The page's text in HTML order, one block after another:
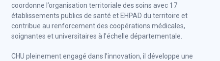
coordonne l’organisation territoriale des soins avec 17
établissements publics de santé et EHPAD du territoire et
contribue au renforcement des coopérations médicales,
soignantes et universitaires à l’échelle départementale.
CHU pleinement engagé dans l’innovation, il développe une